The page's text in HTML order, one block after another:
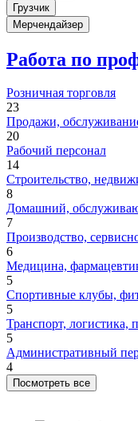
Грузчик
Мерчендайзер
Работа по
Розничная торговля
23
Продажи,
20
Рабочий персонал
14
Строительство,
8
Домашний,
7
Производство,
6
Медицина,
5
Спортивные клубы,
5
Транспорт, логистика,
5
Административный
4
Посмотреть все